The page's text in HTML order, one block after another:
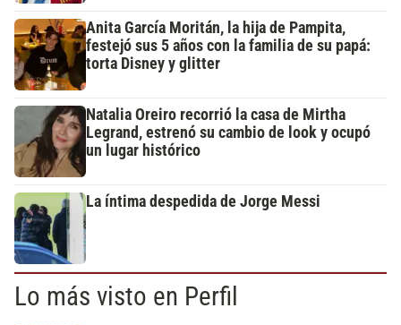
Anita García Moritán, la hija de Pampita,
festejó sus 5 años con la familia de su papá:
torta Disney y glitter
Natalia Oreiro recorrió la casa de Mirtha
Legrand, estrenó su cambio de look y ocupó
un lugar histórico
La íntima despedida de Jorge Messi
Lo más visto en Perfil